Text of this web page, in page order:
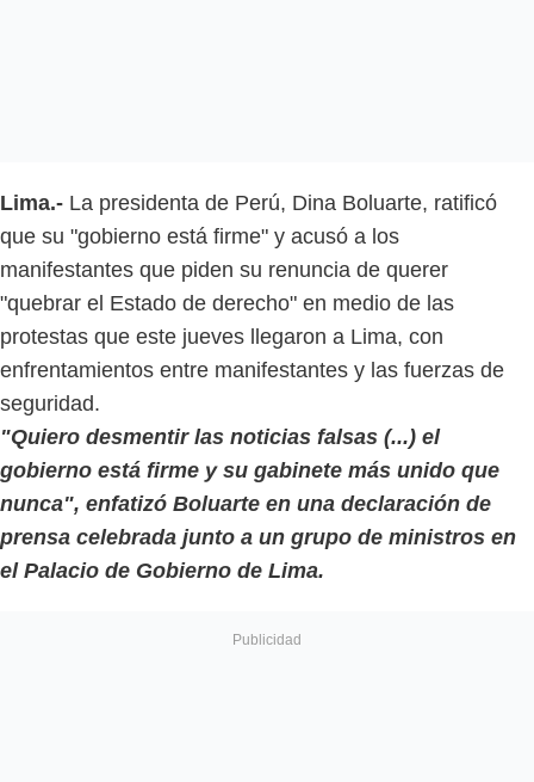
Lima.- La presidenta de Perú, Dina Boluarte, ratificó
que su "gobierno está firme" y acusó a los
manifestantes que piden su renuncia de querer
"quebrar el Estado de derecho" en medio de las
protestas que este jueves llegaron a Lima, con
enfrentamientos entre manifestantes y las fuerzas de
seguridad.
"Quiero desmentir las noticias falsas (...) el
gobierno está firme y su gabinete más unido que
nunca", enfatizó Boluarte en una declaración de
prensa celebrada junto a un grupo de ministros en
el Palacio de Gobierno de Lima.